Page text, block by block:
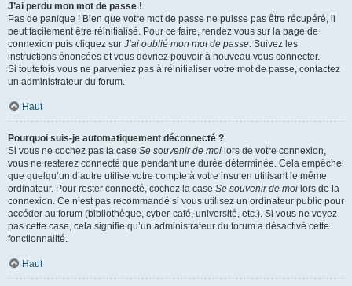
J’ai perdu mon mot de passe !
Pas de panique ! Bien que votre mot de passe ne puisse pas être récupéré, il
peut facilement être réinitialisé. Pour ce faire, rendez vous sur la page de
connexion puis cliquez sur J’ai oublié mon mot de passe. Suivez les
instructions énoncées et vous devriez pouvoir à nouveau vous connecter.
Si toutefois vous ne parveniez pas à réinitialiser votre mot de passe, contactez
un administrateur du forum.
Haut
Pourquoi suis-je automatiquement déconnecté ?
Si vous ne cochez pas la case Se souvenir de moi lors de votre connexion,
vous ne resterez connecté que pendant une durée déterminée. Cela empêche
que quelqu’un d’autre utilise votre compte à votre insu en utilisant le même
ordinateur. Pour rester connecté, cochez la case Se souvenir de moi lors de la
connexion. Ce n’est pas recommandé si vous utilisez un ordinateur public pour
accéder au forum (bibliothèque, cyber-café, université, etc.). Si vous ne voyez
pas cette case, cela signifie qu’un administrateur du forum a désactivé cette
fonctionnalité.
Haut